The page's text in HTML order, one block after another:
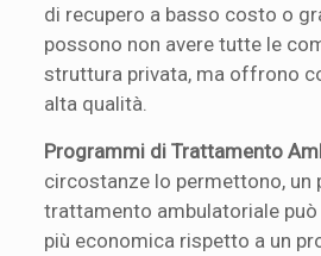
di recupero a basso costo o
possono non avere tutte le
struttura privata, ma offrono
alta qualità.
Programmi di Trattamento
circostanze lo permettono, un
trattamento ambulatoriale può
più economica rispetto a un